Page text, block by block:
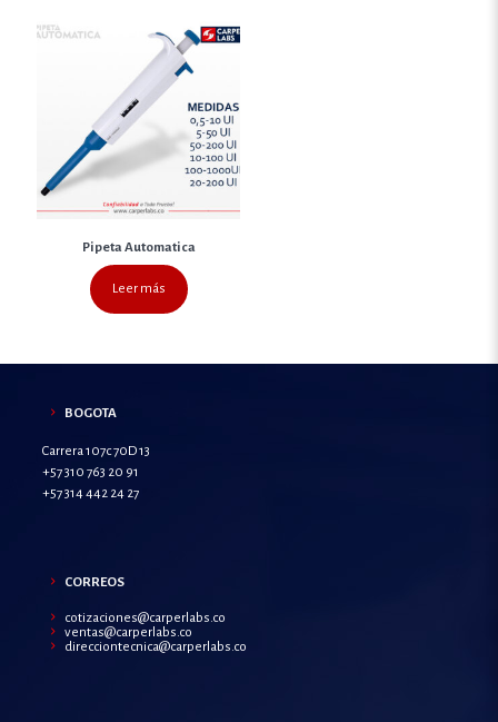
Pipeta Automatica
Leer más
BOGOTA
Carrera 107c 70D 13
+57 310 763 20 91
+57 314 442 24 27
CORREOS
cotizaciones@carperlabs.co
ventas@carperlabs.co
direcciontecnica@carperlabs.co